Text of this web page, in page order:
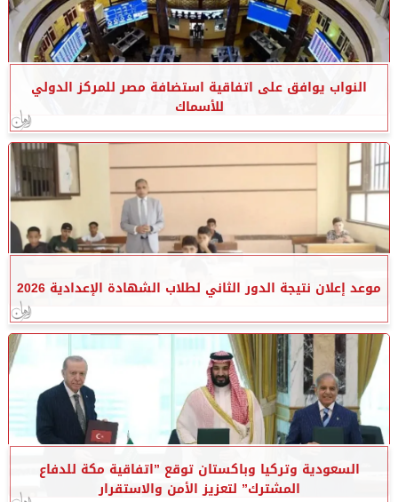
النواب يوافق على اتفاقية استضافة مصر للمركز الدولي
للأسماك
موعد إعلان نتيجة الدور الثاني لطلاب الشهادة الإعدادية 2026
السعودية وتركيا وباكستان توقع ”اتفاقية مكة للدفاع
المشترك” لتعزيز الأمن والاستقرار